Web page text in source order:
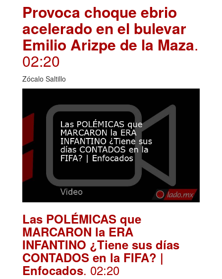
Provoca choque ebrio
acelerado en el bulevar
Emilio Arizpe de la Maza.
02:20
Zócalo Saltillo
Las POLÉMICAS que
MARCARON la ERA
INFANTINO ¿Tiene sus días
CONTADOS en la FIFA? |
Enfocados. 02:20